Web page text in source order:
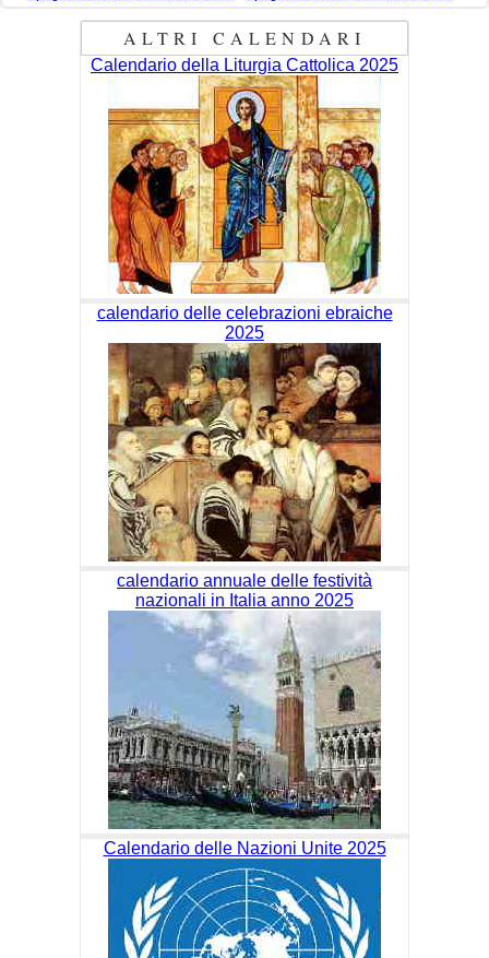
ALTRI CALENDARI
Calendario della Liturgia Cattolica 2025
calendario delle celebrazioni ebraiche
2025
calendario annuale delle festività
nazionali in Italia anno 2025
Calendario delle Nazioni Unite 2025